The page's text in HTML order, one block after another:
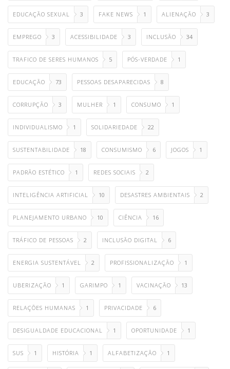
EDUCAÇÃO SEXUAL 3 FAKE NEWS 1 ALIENAÇÃO 3
EMPREGO 3 ACESSIBILIDADE 3 INCLUSÃO 34
TRAFICO DE SERES HUMANOS 5 PÓS-VERDADE 1
EDUCAÇÃO 73 PESSOAS DESAPARECIDAS 8
CORRUPÇÃO 3 MULHER 1 CONSUMO 1
INDIVIDUALISMO 1 SOLIDARIEDADE 22
SUSTENTABILIDADE 18 CONSUMISMO 6 JOGOS 1
PADRÃO ESTÉTICO 1 REDES SOCIAIS 2
INTELIGÊNCIA ARTIFICIAL 10 DESASTRES AMBIENTAIS 2
PLANEJAMENTO URBANO 10 CIÊNCIA 16
TRÁFICO DE PESSOAS 2 INCLUSÃO DIGITAL 6
ENERGIA SUSTENTÁVEL 2 PROFISSIONALIZAÇÃO 1
UBERIZAÇÃO 1 GARIMPO 1 VACINAÇÃO 13
RELAÇÕES HUMANAS 1 PRIVACIDADE 6
DESIGUALDADE EDUCACIONAL 1 OPORTUNIDADE 1
SUS 1 HISTÓRIA 1 ALFABETIZAÇÃO 1